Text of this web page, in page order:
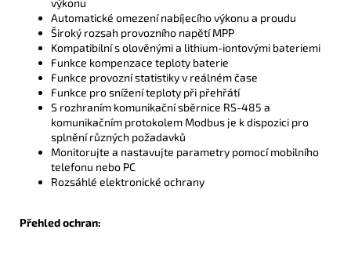
Automatické omezení nabíjecího výkonu a proudu
Široký rozsah provozního napětí MPP
Kompatibilní s olověnými a lithium-iontovými bateriemi
Funkce kompenzace teploty baterie
Funkce provozní statistiky v reálném čase
Funkce pro snížení teploty při přehřátí
S rozhraním komunikační sběrnice RS-485 a
komunikačním protokolem Modbus je k dispozici pro
splnění různých požadavků
Monitorujte a nastavujte parametry pomocí mobilního
telefonu nebo PC
Rozsáhlé elektronické ochrany
Přehled ochran: